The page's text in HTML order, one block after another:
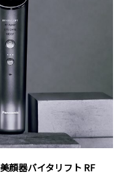
美顔器バイタリフト RF